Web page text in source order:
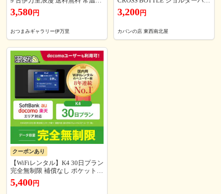
【のし・メッセージカード可】
セット プレゼント お中元 2026
海鮮 魚 干物 酒 つまみ お菓子 父
誕生日 退職祝い 敬老の日 内祝
い 父の日 いか するめ えび いわ
し あご 貝ひも
3,580円
おつまみギャラリー伊万里
グ 斜めがけ 大人 旅行 ナイロン
撥水 おしゃれ 可愛い シンプル
グ A5サイズ ブラック グレーベ
ージュ ネイビー gtm0172z【ブ
3,200円
カバンの店 東西南北屋
クーポンあり
【WiFiレンタル】K4 30日プラン
完全無制限 補償なし ポケットwi
fi wi-fiルーター docomo Softbank
au 楽天 マルチキャリア対応 入
5,400円